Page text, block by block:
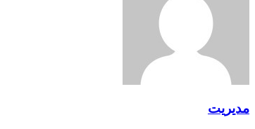
مدیریت